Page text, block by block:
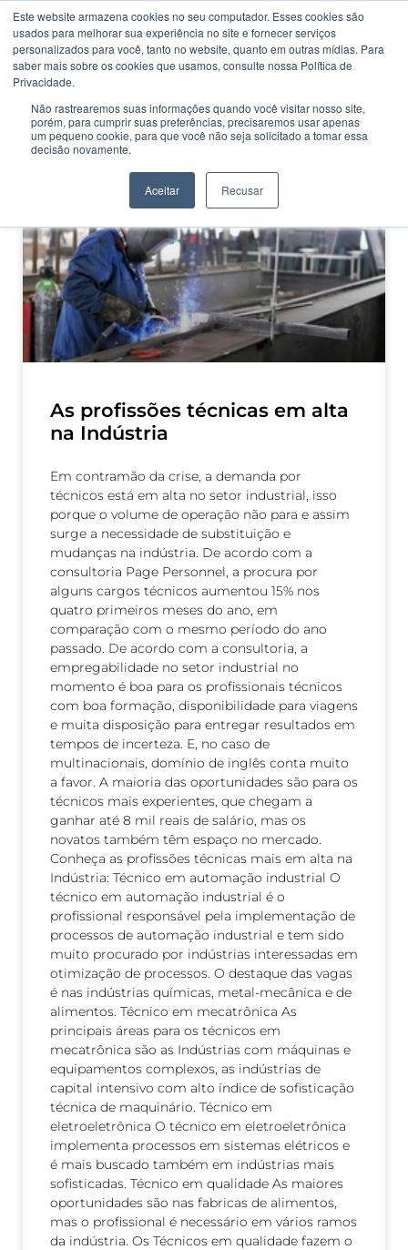
Este website armazena cookies no seu computador. Esses cookies são
usados ​​para melhorar sua experiência no site e fornecer serviços
personalizados para você, tanto no website, quanto em outras mídias. Para
saber mais sobre os cookies que usamos, consulte nossa Política de
Privacidade.
Não rastrearemos suas informações quando você visitar nosso site,
porém, para cumprir suas preferências, precisaremos usar apenas
um pequeno cookie, para que você não seja solicitado a tomar essa
decisão novamente.
Aceitar Recusar
CATEGORIA
Profissões técnicas
As profissões técnicas em alta
na Indústria
Em contramão da crise, a demanda por
técnicos está em alta no setor industrial, isso
porque o volume de operação não para e assim
surge a necessidade de substituição e
mudanças na indústria. De acordo com a
consultoria Page Personnel, a procura por
alguns cargos técnicos aumentou 15% nos
quatro primeiros meses do ano, em
comparação com o mesmo período do ano
passado. De acordo com a consultoria, a
empregabilidade no setor industrial no
momento é boa para os profissionais técnicos
com boa formação, disponibilidade para viagens
e muita disposição para entregar resultados em
tempos de incerteza. E, no caso de
multinacionais, domínio de inglês conta muito
a favor. A maioria das oportunidades são para os
técnicos mais experientes, que chegam a
ganhar até 8 mil reais de salário, mas os
novatos também têm espaço no mercado.
Conheça as profissões técnicas mais em alta na
Indústria: Técnico em automação industrial O
técnico em automação industrial é o
profissional responsável pela implementação de
processos de automação industrial e tem sido
muito procurado por indústrias interessadas em
otimização de processos. O destaque das vagas
é nas indústrias químicas, metal-mecânica e de
alimentos. Técnico em mecatrônica As
principais áreas para os técnicos em
mecatrônica são as Indústrias com máquinas e
equipamentos complexos, as indústrias de
capital intensivo com alto índice de sofisticação
técnica de maquinário. Técnico em
eletroeletrônica O técnico em eletroeletrônica
implementa processos em sistemas elétricos e
é mais buscado também em indústrias mais
sofisticadas. Técnico em qualidade As maiores
oportunidades são nas fabricas de alimentos,
mas o profissional é necessário em vários ramos
da indústria. Os Técnicos em qualidade fazem o